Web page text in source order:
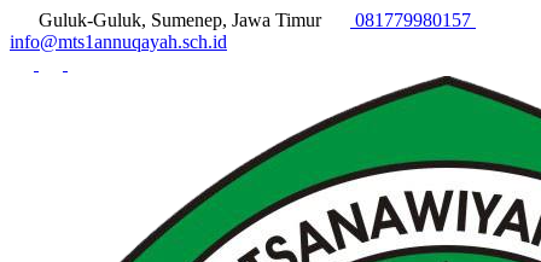
Guluk-Guluk, Sumenep, Jawa Timur
081779980157
info@mts1annuqayah.sch.id